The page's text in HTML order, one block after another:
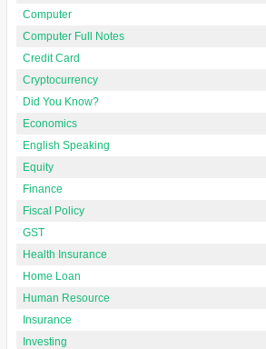
Computer
Computer Full Notes
Credit Card
Cryptocurrency
Did You Know?
Economics
English Speaking
Equity
Finance
Fiscal Policy
GST
Health Insurance
Home Loan
Human Resource
Insurance
Investing